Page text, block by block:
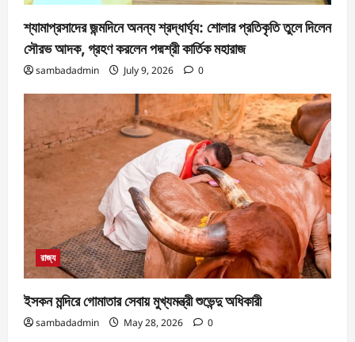
শ্যামাপ্রসাদের জন্মদিনে অনন্য শ্রদ্ধার্ঘ্য: শোলার প্রতিকৃতি তুলে দিলেন
সৌরভ আদক, গ্রহণ করলেন পদ্মশ্রী কার্তিক মহারাজ
sambadadmin July 9, 2026 0
রাজ্য
ইসকন মন্দিরে গোমাতার সেবায় মুখ্যমন্ত্রী শুভেন্দু অধিকারী
sambadadmin May 28, 2026 0